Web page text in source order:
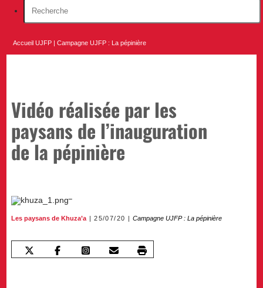
Accueil UJFP |Campagne UJFP : La pépinière
Vidéo réalisée par les
paysans de l’inauguration
de la pépinière
Les paysans de Khuza’a 25/07/20 Campagne UJFP : La pépinière